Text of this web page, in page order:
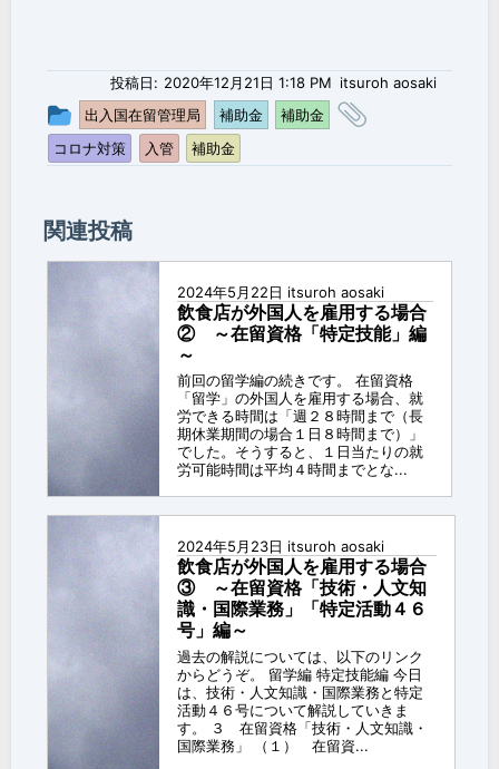
投稿日: 2020年12月21日 1:18 PM itsuroh aosaki
投
稿
グ
ー
プ
出入国在留管理局 補助金 補助金
コロナ対策 入管 補助金
関連投稿
2024年5月22日 itsuroh aosaki
飲食店が外国人を雇用する場合
② ～在留資格「特定技能」編
～
前回の留学編の続きです。 在留資格
「留学」の外国人を雇用する場合、就
労できる時間は「週２８時間まで（長
期休業期間の場合１日８時間まで）」
でした。そうすると、１日当たりの就
労可能時間は平均４時間までとな...
2024年5月23日 itsuroh aosaki
飲食店が外国人を雇用する場合
③ ～在留資格「技術・人文知
識・国際業務」「特定活動４６
号」編～
過去の解説については、以下のリンク
からどうぞ。 留学編 特定技能編 今日
は、技術・人文知識・国際業務と特定
活動４６号について解説していきま
す。 ３ 在留資格「技術・人文知識・
国際業務」 （１） 在留資...